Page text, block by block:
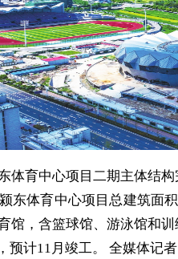
育中心项目二期主体结构
东体育中心项目总建筑面
馆，含篮球馆、游泳馆和
预计11月竣工。 全媒体记